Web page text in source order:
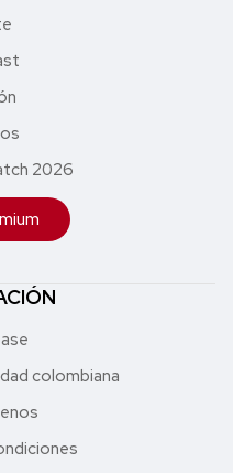
2026
colombiana